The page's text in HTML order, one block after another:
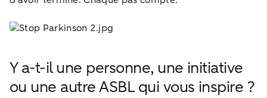
Y a-t-il une personne, une initiative
ou une autre ASBL qui vous inspire ?